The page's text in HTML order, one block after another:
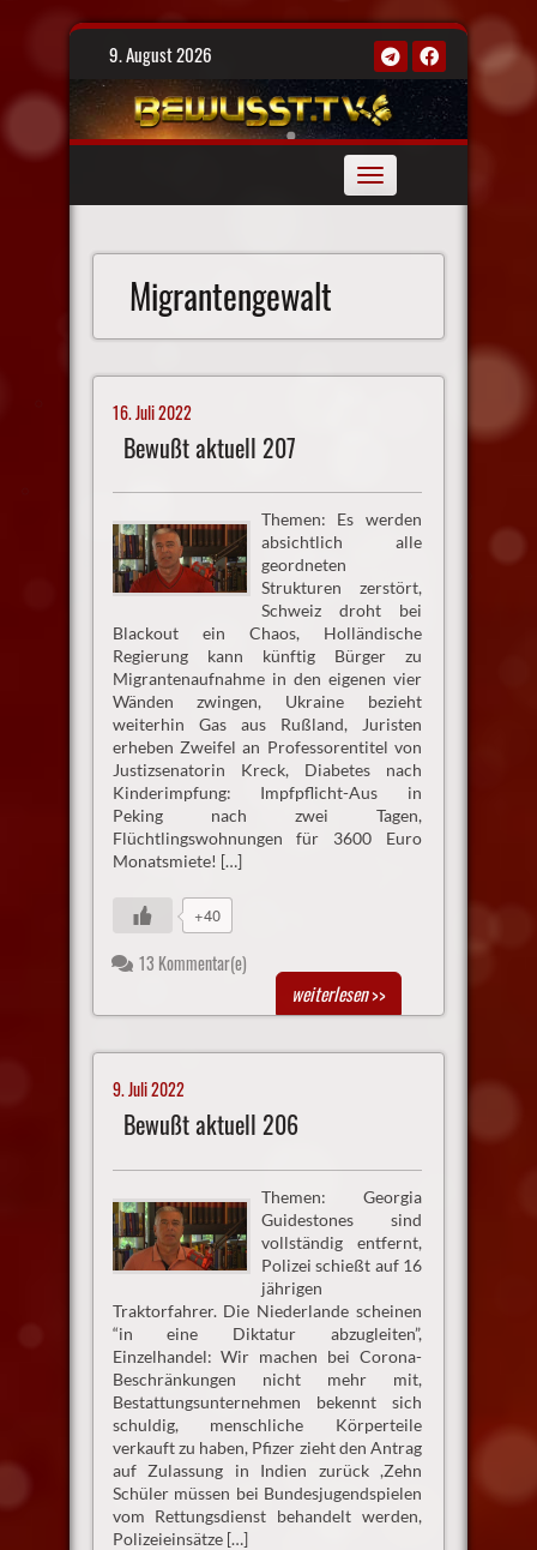
Skip
9. August 2026
Toggle
navigation
Migrantengewalt
16. Juli 2022
Bewußt aktuell 207
Themen: Es werden
absichtlich alle
geordneten
Strukturen zerstört,
Schweiz droht bei
Blackout ein Chaos, Holländische
Regierung kann künftig Bürger zu
Migrantenaufnahme in den eigenen vier
Wänden zwingen, Ukraine bezieht
weiterhin Gas aus Rußland, Juristen
erheben Zweifel an Professorentitel von
Justizsenatorin Kreck, Diabetes nach
Kinderimpfung: Impfpflicht-Aus in
Peking nach zwei Tagen,
Flüchtlingswohnungen für 3600 Euro
Monatsmiete! […]
+40
13 Kommentar(e)
weiterlesen>>
9. Juli 2022
Bewußt aktuell 206
Themen: Georgia
Guidestones sind
vollständig entfernt,
Polizei schießt auf 16
jährigen
Traktorfahrer. Die Niederlande scheinen
“in eine Diktatur abzugleiten”,
Einzelhandel: Wir machen bei Corona-
Beschränkungen nicht mehr mit,
Bestattungsunternehmen bekennt sich
schuldig, menschliche Körperteile
verkauft zu haben, Pfizer zieht den Antrag
auf Zulassung in Indien zurück ,Zehn
Schüler müssen bei Bundesjugendspielen
vom Rettungsdienst behandelt werden,
Polizeieinsätze […]